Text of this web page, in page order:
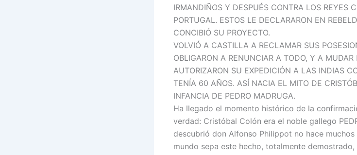
IRMANDIÑOS Y DESPUÉS CONTRA LOS REYES
PORTUGAL. ESTOS LE DECLARARON EN
CONCIBIÓ SU PROYECTO.
VOLVIÓ A CASTILLA A RECLAMAR SUS
OBLIGARON A RENUNCIAR A TODO, Y A
AUTORIZARON SU EXPEDICIÓN A LAS INDIAS
TENÍA 60 AÑOS. ASÍ NACIA EL MITO DE
INFANCIA DE PEDRO MADRUGA.
Ha llegado el momento histórico de la
verdad: Cristóbal Colón era el noble gallego
descubrió don Alfonso Philippot no hace muchos
mundo sepa este hecho, totalmente